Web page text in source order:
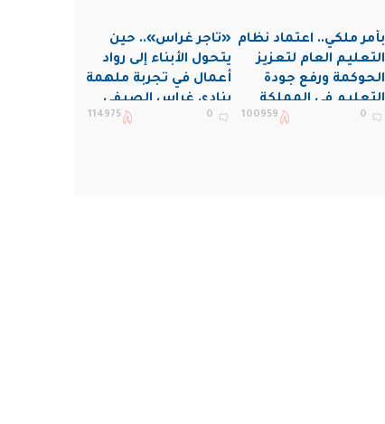
بأمر ملكي.. اعتماد نظام
التعليم العام لتعزيز
الحوكمة ورفع جودة
التعليم في المملكة
0
100959
«تاجر غراس».. حين
يتحول الأبناء إلى رواد
أعمال في تجربة ملهمة
بنادي غراس الصيفي
بالجبيل
0
114975